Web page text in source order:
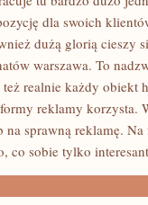
dla swoich
dużą glorią cieszy
warszawa. To
realnie każdy obiekt
reklamy korzysta.
na sprawną reklamę.
co sobie tylko